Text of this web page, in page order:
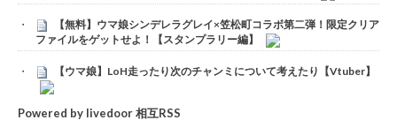
【無料】ウマ娘シンデレラグレイ×笠松町コラボ第二弾！限定クリア
ファイルをゲットせよ！【スタンプラリー編】
【ウマ娘】LoH走ったり次のチャンミについて考えたり【Vtuber】
Powered by livedoor 相互RSS